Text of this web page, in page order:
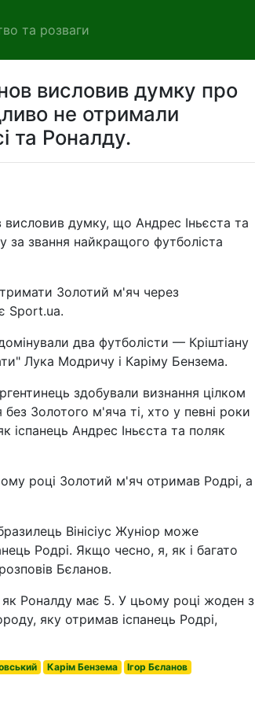
та розваги
висловив думку про
не отримали
та Роналду.
висловив думку, що Андрес Іньєста та
за звання найкращого футболіста
Золотий м'яч через
Sport.ua.
два футболісти — Кріштіану
Лука Модричу і Каріму Бензема.
здобували визнання цілком
Золотого м'яча ті, хто у певні роки
іспанець Андрес Іньєста та поляк
році Золотий м'яч отримав Родрі, а
Вінісіус Жуніор може
Родрі. Якщо чесно, я, як і багато
Бєланов.
як Роналду має 5. У цьому році жоден з
яку отримав іспанець Родрі,
Карім Бензема Ігор Бєланов